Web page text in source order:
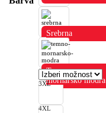
Srebrna
Temno
mornarsko modra
3XL
4XL